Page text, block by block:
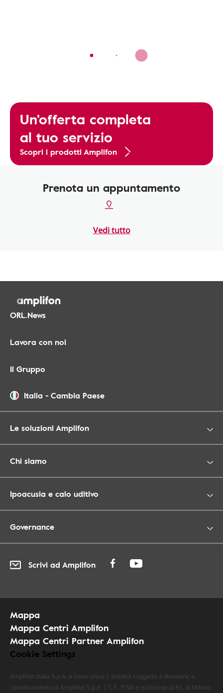
Un'offerta completa
al tuo servizio
Scopri i prodotti Amplifon
Prenota un appuntamento
Vedi tutto
ORL.News
Lavora con noi
Il Gruppo
Italia - Cambia Paese
Le soluzioni Amplifon
Chi siamo
Ipoacusia e calo uditivo
Governance
Scrivi ad Amplifon
Mappa
Mappa Centri Amplifon
Mappa Centri Partner Amplifon
Cookie Settings
Amplifon Italia S.p.A. a socio unico | Società soggetta a direzione e
coordinamento di Amplifon S.p.A. | C.F., P.IVA e iscrizione al R.I. di Milano